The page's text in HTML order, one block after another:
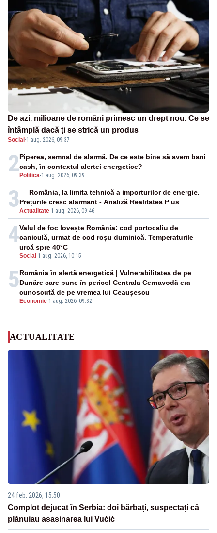
De azi, milioane de români primesc un drept nou. Ce se
întâmplă dacă ți se strică un produs
Social ·1 aug. 2026, 09:37
2 Politica-1 aug. 2026, 09:39
Piperea, semnal de alarmă. De ce este bine să avem bani
cash, în contextul alertei energetice?
3Actualitate-1 aug. 2026, 09:46
România, la limita tehnică a importurilor de energie.
Prețurile cresc alarmant - Analiză Realitatea Plus
4
Social -1 aug. 2026, 10:15
Valul de foc lovește România: cod portocaliu de
caniculă, urmat de cod roșu duminică. Temperaturile
urcă spre 40°C
5
Economie-1 aug. 2026, 09:32
România în alertă energetică | Vulnerabilitatea de pe
Dunăre care pune în pericol Centrala Cernavodă era
cunoscută de pe vremea lui Ceaușescu
ACTUALITATE
24 feb. 2026, 15:50
Complot dejucat în Serbia: doi bărbați, suspectați că
plănuiau asasinarea lui Vučić